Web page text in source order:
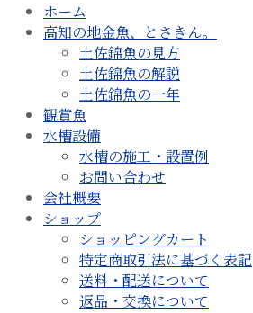
ホーム
高知の地金魚、とさきん。
土佐錦魚の見方
土佐錦魚の解説
土佐錦魚の一年
観賞魚
水槽設備
水槽の施工・設置例
お問い合わせ
会社概要
ショップ
ショッピングカート
特定商取引法に基づく表記
送料・配送について
返品・交換について